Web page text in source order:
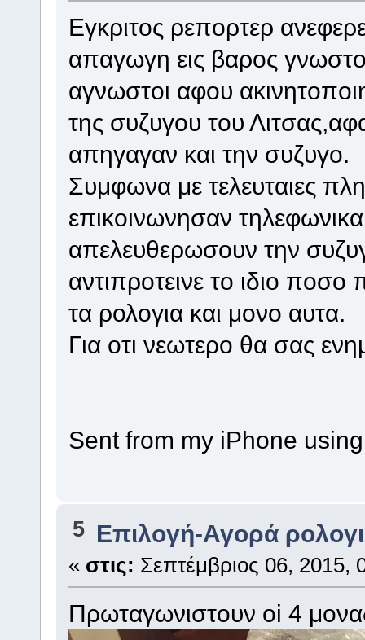
Εγκριτος ρεπορτερ
απαγωγη εις βαρος
αγνωστοι αφου
της συζυγου του
απηγαγαν και την συζυγο.
Συμφωνα με τελευταιες
επικοινωνησαν
απελευθερωσουν την
αντιπροτεινε το ιδιο
τα ρολογια και μονο αυτα.
Για οτι νεωτερο θα σας
Sent from my iPhone
5 Επιλογή-Αγορά
« στις: Σεπτέμβριος 06, 2015,
Πρωταγωνιστουν oi 4